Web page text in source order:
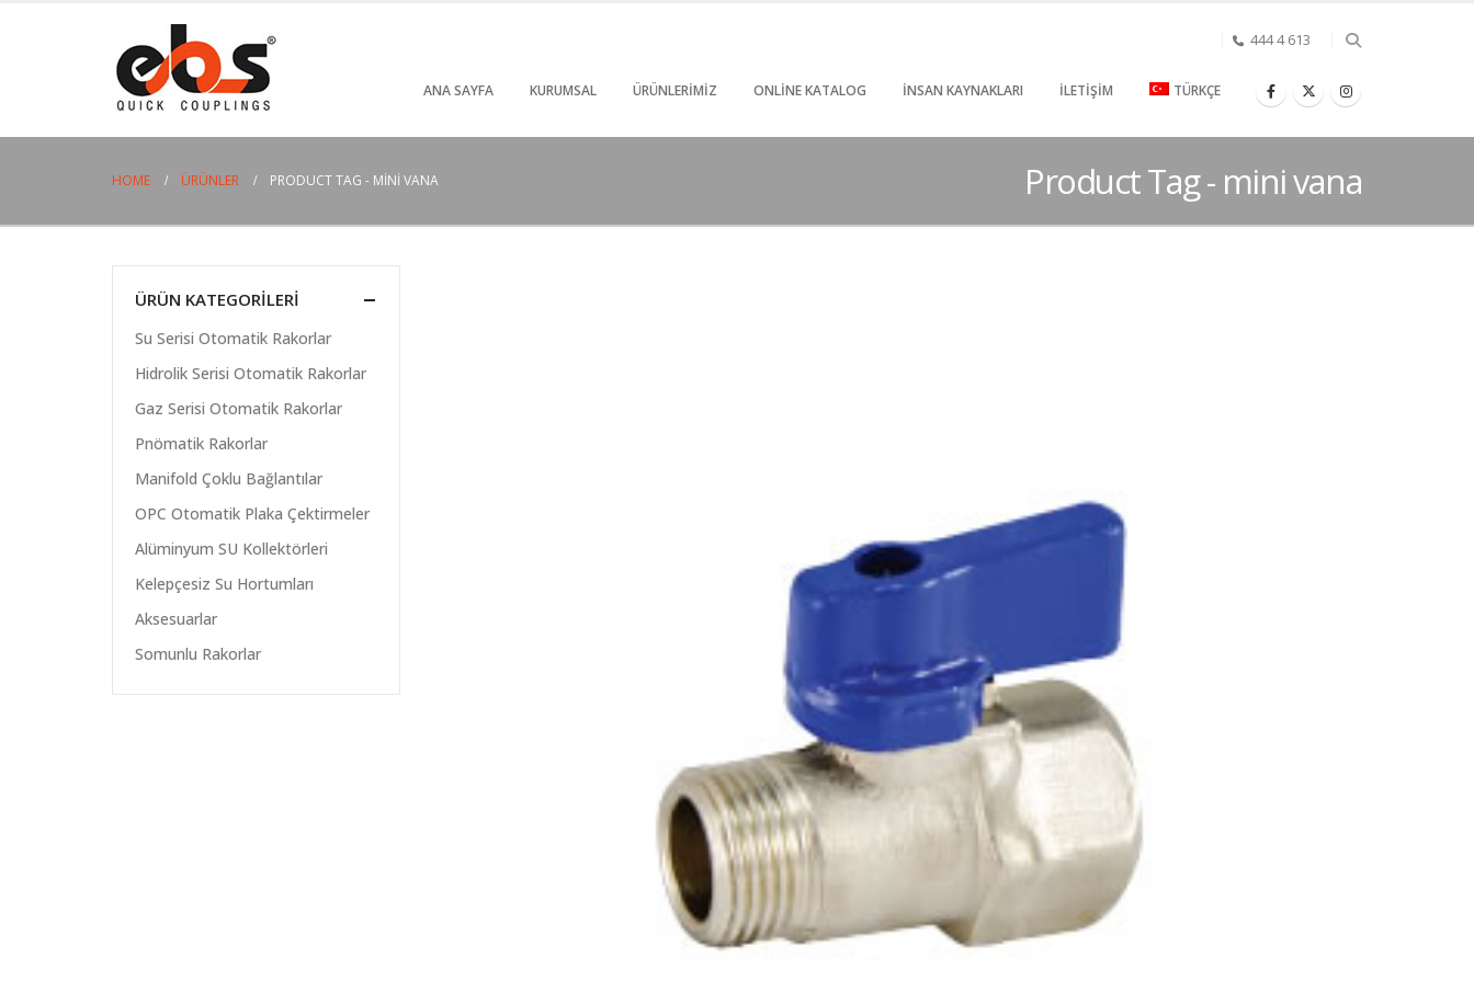
444 4 613
ANA SAYFA KURUMSAL ÜRÜNLERIMIZ ONLINE KATALOG İNSAN KAYNAKLARI İLETIŞIM TÜRKÇE
HOME ÜRÜNLER PRODUCT TAG - MINI VANA Product Tag - mini vana
ÜRÜN KATEGORILERI
Su Serisi Otomatik Rakorlar
Hidrolik Serisi Otomatik Rakorlar
Gaz Serisi Otomatik Rakorlar
Pnömatik Rakorlar
Manifold Çoklu Bağlantılar
OPC Otomatik Plaka Çektirmeler
Alüminyum SU Kollektörleri
Kelepçesiz Su Hortumları
Aksesuarlar
Somunlu Rakorlar